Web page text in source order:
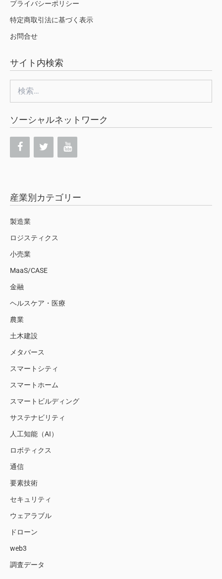
プライバシーポリシー
特定商取引法に基づく表示
お問合せ
サイト内検索
索:
ソーシャルネットワーク
産業別カテゴリー
製造業
ロジスティクス
小売業
MaaS/CASE
金融
ヘルスケア・医療
農業
土木建設
メタバース
スマートシティ
スマートホーム
スマートビルディング
サステナビリティ
人工知能（AI）
ロボティクス
通信
要素技術
セキュリティ
ウェアラブル
ドローン
web3
調査データ